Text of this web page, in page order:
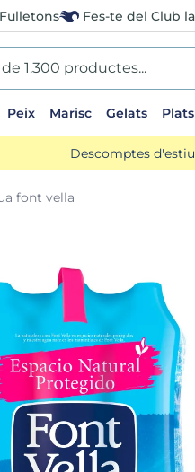
Fulletons Fes-te del Club
productes...
Peix Marisc Gelats
Descomptes
font vella